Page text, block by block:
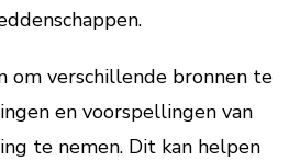
om verschillende bronnen te
en voorspellingen van
te nemen. Dit kan helpen